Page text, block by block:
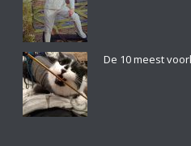
De 10 meest